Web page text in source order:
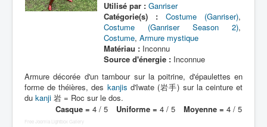
Lexique
Tetsujin Ganriser Season 2 (鉄神
ガンライザー シーズン 2) = Dieu de
Utilisé par : Ganriser
Catégorie(s) :
Costume (Ganriser),
Costume (Ganriser Season 2),
Costume,Armure mystique
Matériau : Inconnu
Source d'énergie : Inconnue
Armure décorée d'un tambour sur la poitrine, d'épaulettes en
forme de théières, des kanjis d'Iwate (岩手) sur la ceinture et
du kanji 岩 = Roc sur le dos.
Casque = 4 / 5 Uniforme = 4 / 5 Moyenne = 4 / 5
Free Joomla Lightbox Gallery